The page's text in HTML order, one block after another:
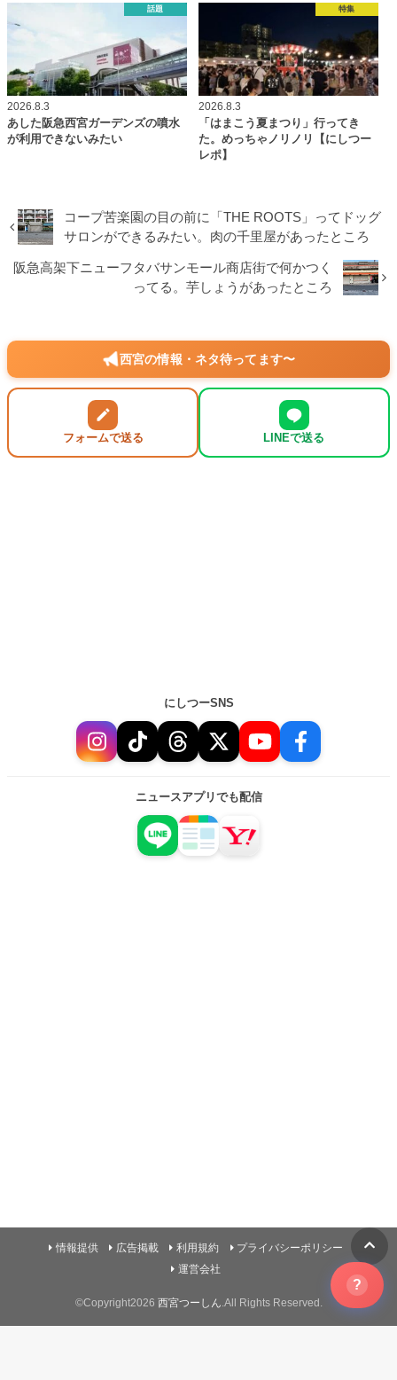
話題
2026.8.3
あした阪急西宮ガーデンズの噴水
が利用できないみたい
特集
2026.8.3
「はまこう夏まつり」行ってき
た。めっちゃノリノリ【にしつー
レポ】
コープ苦楽園の目の前に「THE ROOTS」ってドッグ
サロンができるみたい。肉の千里屋があったところ
阪急高架下ニューフタバサンモール商店街で何かつく
ってる。芋しょうがあったところ
西宮の情報・ネタ待ってます〜
フォームで送る LINEで送る
にしつーSNS
ニュースアプリでも配信
情報提供 広告掲載 利用規約
プライバシーポリシー
運営会社
©Copyright2026 西宮つーしん .All Rights Reserved.
?